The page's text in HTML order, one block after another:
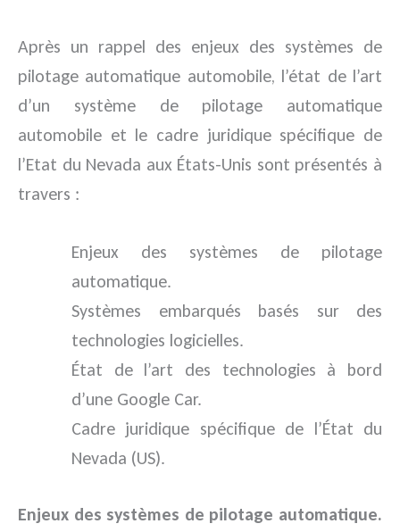
Après un rappel des enjeux des systèmes de
pilotage automatique automobile, l’état de l’art
d’un système de pilotage automatique
automobile et le cadre juridique spécifique de
l’Etat du Nevada aux États-Unis sont présentés à
travers :
Enjeux des systèmes de pilotage
automatique.
Systèmes embarqués basés sur des
technologies logicielles.
État de l’art des technologies à bord
d’une Google Car.
Cadre juridique spécifique de l’État du
Nevada (US).
Enjeux des systèmes de pilotage automatique.